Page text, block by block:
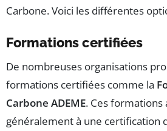
Carbone. Voici les différentes
Formations certifiées
De nombreuses organisations
formations certifiées comme la
Carbone ADEME. Ces formations
généralement à une certification